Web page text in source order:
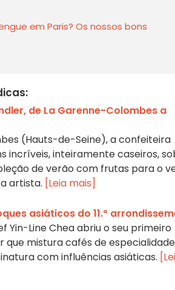
em Paris? Os nossos bons
de La Garenne-Colombes a
(Hauts-de-Seine), a confeiteira
incríveis, inteiramente caseiros,
de verão com frutas para o
artista. [Leia mais]
asiáticos do 11.º
Yin-Line Chea abriu o seu primeiro
mistura cafés de
com influências asiáticas.